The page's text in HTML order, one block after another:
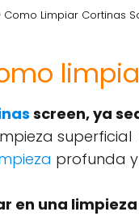
Como Limpiar Cortinas
screen, ya
profunda y
en una